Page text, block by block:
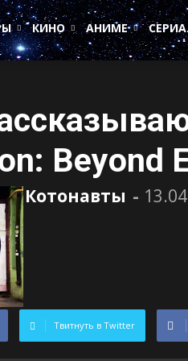
КИНО АНИМЕ
Beyond
Котонавты -
Твитнуть в Twitter